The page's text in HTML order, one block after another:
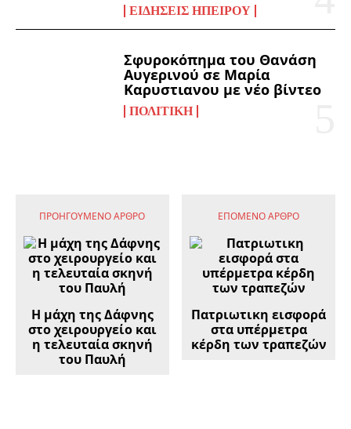
ΕΙΔΉΣΕΙΣ ΗΠΕΊΡΟΥ
Σφυροκόπημα του Θανάση
Αυγερινού σε Μαρία
Καρυστιανου με νέο βίντεο
ΠΟΛΙΤΙΚΉ
ΠΡΟΗΓΟΎΜΕΝΟ ΆΡΘΡΟ
Η μάχη της Δάφνης
στο χειρουργείο και
η τελευταία σκηνή
του Παυλή
ΕΠΌΜΕΝΟ ΆΡΘΡΟ
Πατριωτικη εισφορά
στα υπέρμετρα
κέρδη των τραπεζών